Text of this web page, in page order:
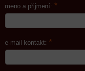
meno a přijmení: *
e-mail kontakt: *